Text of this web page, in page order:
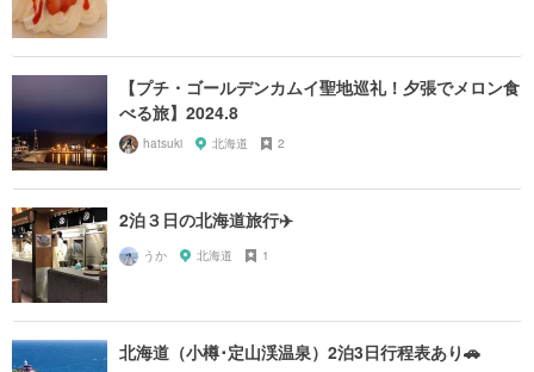
【プチ・ゴールデンカムイ聖地巡礼！夕張でメロン食
べる旅】2024.8
hatsuki 北海道 2
2泊３日の北海道旅行✈️
うか 北海道 1
北海道（小樽･定山渓温泉）2泊3日行程表あり🚗